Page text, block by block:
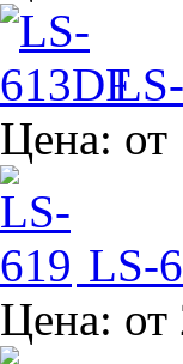
Цена: от
LS-
Цена: от